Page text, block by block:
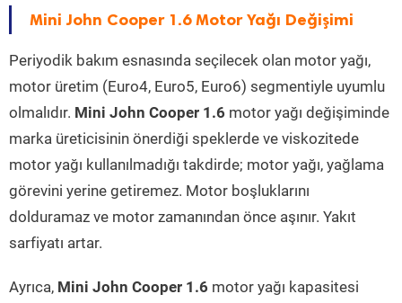
Mini John Cooper 1.6 Motor Yağı Değişimi
Periyodik bakım esnasında seçilecek olan motor yağı,
motor üretim (Euro4, Euro5, Euro6) segmentiyle uyumlu
olmalıdır. Mini John Cooper 1.6 motor yağı değişiminde
marka üreticisinin önerdiği speklerde ve viskozitede
motor yağı kullanılmadığı takdirde; motor yağı, yağlama
görevini yerine getiremez. Motor boşluklarını
dolduramaz ve motor zamanından önce aşınır. Yakıt
sarfiyatı artar.
Ayrıca, Mini John Cooper 1.6 motor yağı kapasitesi